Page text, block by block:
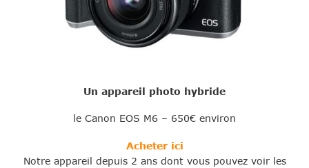
Un appareil photo hybride
le Canon EOS M6 – 650€ environ
Acheter ici
Notre appareil depuis 2 ans dont vous pouvez voir les